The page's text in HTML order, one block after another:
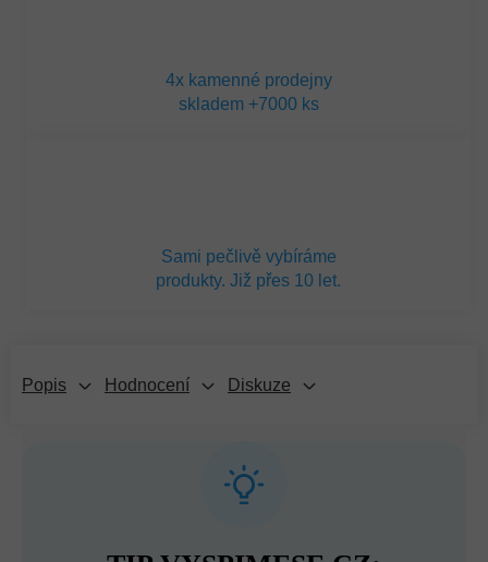
4x kamenné prodejny
skladem +7000 ks
Sami pečlivě vybíráme
produkty. Již přes 10 let.
Popis Hodnocení Diskuze